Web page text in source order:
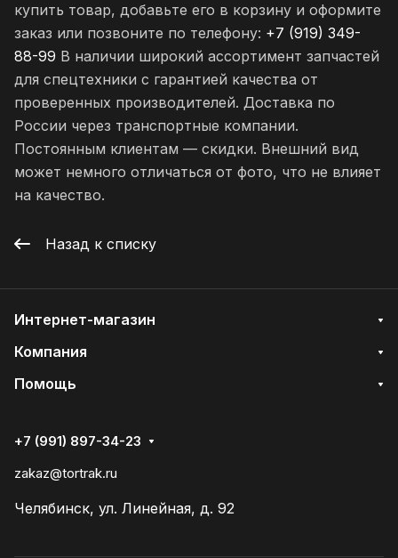
купить товар, добавьте его в корзину и оформите
заказ или позвоните по телефону: +7 (919) 349-
88-99 В наличии широкий ассортимент запчастей
для спецтехники с гарантией качества от
проверенных производителей. Доставка по
России через транспортные компании.
Постоянным клиентам — скидки. Внешний вид
может немного отличаться от фото, что не влияет
на качество.
Назад к списку
Интернет-магазин
Компания
Помощь
+7 (991) 897-34-23
zakaz@tortrak.ru
Челябинск, ул. Линейная, д. 92